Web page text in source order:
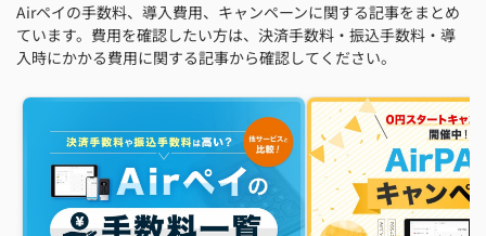
Airペイの手数料、導入費用、キャンペーンに関する記事をまとめ
ています。費用を確認したい方は、決済手数料・振込手数料・導
入時にかかる費用に関する記事から確認してください。